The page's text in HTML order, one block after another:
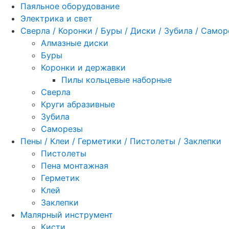
Паяльное оборудование
Электрика и свет
Сверла / Коронки / Буры / Диски / Зубила /
Алмазные диски
Буры
Коронки и державки
Пилы кольцевые наборные
Сверла
Круги абразивные
Зубила
Саморезы
Пены / Клеи / Герметики / Пистолеты / Заклепки
Пистолеты
Пена монтажная
Герметик
Клей
Заклепки
Малярный инструмент
Кисти